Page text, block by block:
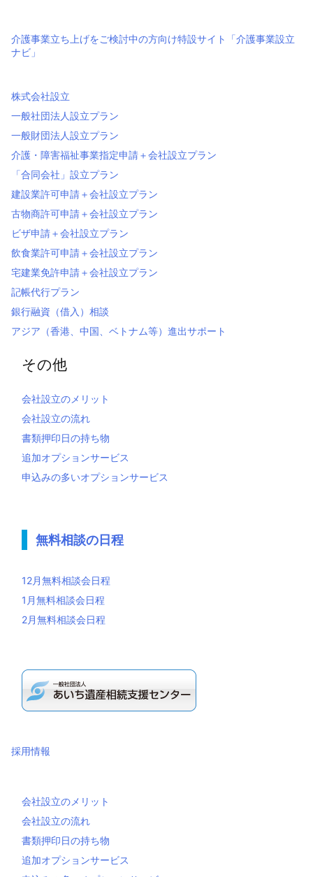
介護事業立ち上げをご検討中の方向け特設サイト「介護事業設立
ナビ」
株式会社設立
一般社団法人設立プラン
一般財団法人設立プラン
介護・障害福祉事業指定申請＋会社設立プラン
「合同会社」設立プラン
建設業許可申請＋会社設立プラン
古物商許可申請＋会社設立プラン
ビザ申請＋会社設立プラン
飲食業許可申請＋会社設立プラン
宅建業免許申請＋会社設立プラン
記帳代行プラン
銀行融資（借入）相談
アジア（香港、中国、ベトナム等）進出サポート
その他
会社設立のメリット
会社設立の流れ
書類押印日の持ち物
追加オプションサービス
申込みの多いオプションサービス
無料相談の日程
12月無料相談会日程
1月無料相談会日程
2月無料相談会日程
採用情報
会社設立のメリット
会社設立の流れ
書類押印日の持ち物
追加オプションサービス